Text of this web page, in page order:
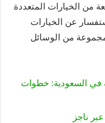
من الخيارات المتعددة
عن الخيارات
مجموعة من الوسائل
في السعودية: خطوات
ناجز